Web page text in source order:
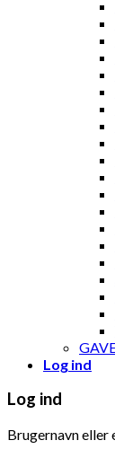
Log ind
Log ind
Brugernavn eller